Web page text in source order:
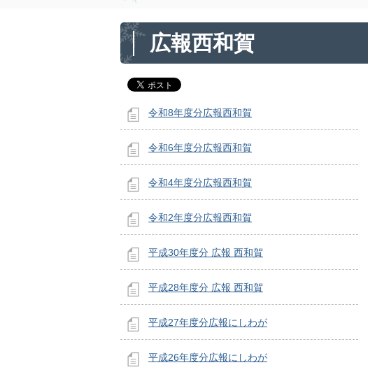
広報西和賀
令和8年度分広報西和賀
令和6年度分広報西和賀
令和4年度分広報西和賀
令和2年度分広報西和賀
平成30年度分 広報 西和賀
平成28年度分 広報 西和賀
平成27年度分広報にしわが
平成26年度分広報にしわが